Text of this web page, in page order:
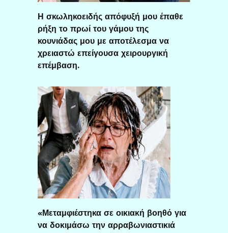
Η σκωληκοειδής απόφυξή μου έπαθε
ρήξη το πρωί του γάμου της
κουνιάδας μου με αποτέλεσμα να
χρειαστώ επείγουσα χειρουργική
επέμβαση.
«Μεταμφιέστηκα σε οικιακή βοηθό για
να δοκιμάσω την αρραβωνιαστικιά